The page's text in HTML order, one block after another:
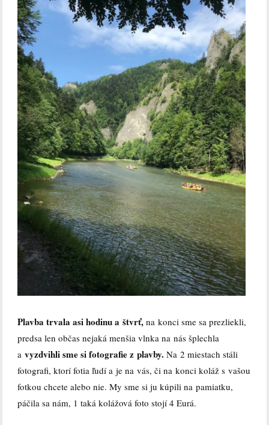
Plavba trvala asi hodinu a štvrť, na konci sme sa prezliekli,
predsa len občas nejaká menšia vlnka na nás šplechla
avyzdvihli sme si fotografie z plavby. Na 2 miestach stáli
fotografi, ktorí fotia ľudí a je na vás, či na konci koláž s vašou
fotkou chcete alebo nie. My sme si ju kúpili na pamiatku,
páčila sa nám, 1 taká kolážová foto stojí 4 Eurá.